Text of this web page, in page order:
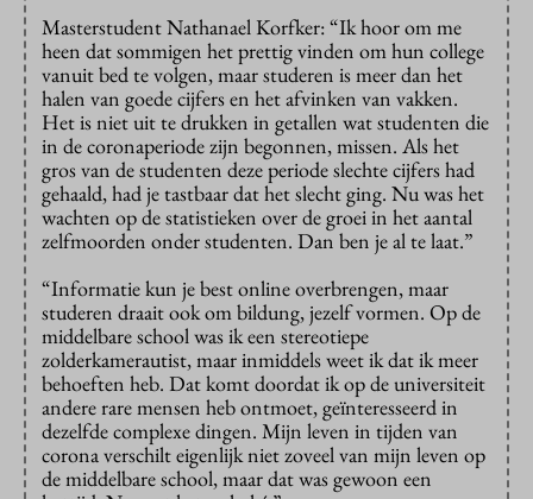
Masterstudent Nathanael Korfker: “Ik hoor om me
heen dat sommigen het prettig vinden om hun college
vanuit bed te volgen, maar studeren is meer dan het
halen van goede cijfers en het afvinken van vakken.
Het is niet uit te drukken in getallen wat studenten die
in de coronaperiode zijn begonnen, missen. Als het
gros van de studenten deze periode slechte cijfers had
gehaald, had je tastbaar dat het slecht ging. Nu was het
wachten op de statistieken over de groei in het aantal
zelfmoorden onder studenten. Dan ben je al te laat.”
“Informatie kun je best online overbrengen, maar
studeren draait ook om bildung, jezelf vormen. Op de
middelbare school was ik een stereotiepe
zolderkamerautist, maar inmiddels weet ik dat ik meer
behoeften heb. Dat komt doordat ik op de universiteit
andere rare mensen heb ontmoet, geïnteresseerd in
dezelfde complexe dingen. Mijn leven in tijden van
corona verschilt eigenlijk niet zoveel van mijn leven op
de middelbare school, maar dat was gewoon een